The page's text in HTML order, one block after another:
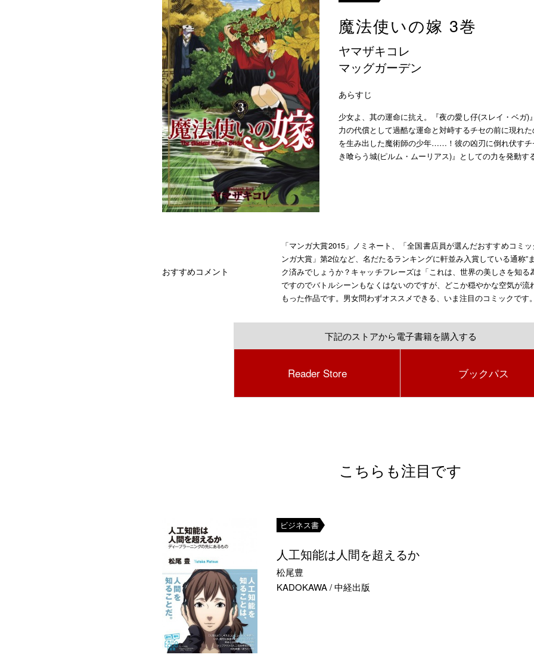
魔法使いの嫁 3巻
ヤマザキコレ
マッグガーデン
あらすじ
少女よ、其の運命に抗え。『夜の愛し仔(スレイ・ベ
力の代償として過酷な運命と対峙するチセの前に現れた
を生み出した魔術師の少年……！彼の凶刃に倒れ伏す
き喰らう城(ピルム・ムーリアス)』としての力を発動
おすすめコメント
「マンガ大賞2015」ノミネート、「全国書店員が選んだおすすめコミ
ンガ大賞」第2位など、名だたるランキングに軒並み入賞している通称”
ク済みでしょうか？キャッチフレーズは「これは、世界の美しさを知
ですのでバトルシーンもなくはないのですが、どこか穏やかな空気が
もった作品です。男女問わずオススメできる、いま注目のコミックです。
下記のストアから電子書籍を購入する
Reader Store ブックパス
こちらも注目です
ビジネス書
人工知能は人間を超えるか
松尾豊
KADOKAWA / 中経出版